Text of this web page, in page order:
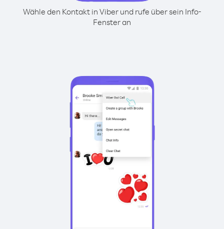
Wähle den Kontakt in Viber und rufe über sein Info-
Fenster an